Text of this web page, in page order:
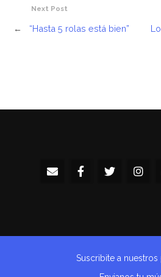
Next Post
← “Hasta 5 rolas está bien”
Suscribite a nuestros